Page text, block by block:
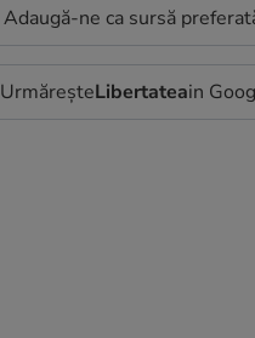
Adaugă-ne ca sursă
UrmăreșteLibertateain